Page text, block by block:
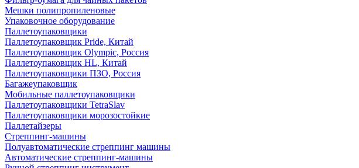
Мешки полипропиленовые
Упаковочное оборудование
Паллетоупаковщики
Паллетоупаковщик Pride, Китай
Паллетоупаковщик Olympic, Россия
Паллетоупаковщик HL, Китай
Паллетоупаковщики ПЗО, Россия
Багажеупаковщик
Мобильные паллетоупаковщики
Паллетоупаковщики TetraSlav
Паллетоупаковщики морозостойкие
Паллетайзеры
Стреппинг-машины
Полуавтоматические стреппинг машины
Автоматические стреппинг-машины